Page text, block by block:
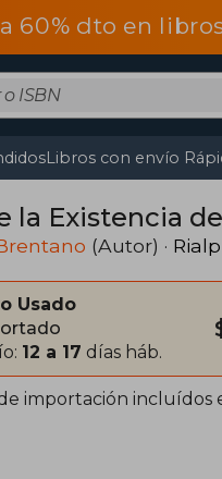
60% dto en
Libros con envío
la Existencia
(Autor) · Rialp
Usado
12 a 17 días háb.
importación incluídos